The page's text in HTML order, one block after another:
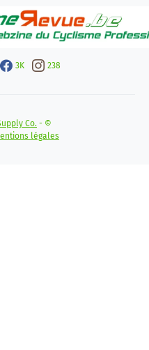
3K 238
Co. - ©
légales